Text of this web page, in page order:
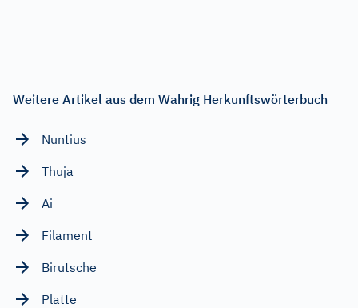
Weitere Artikel aus dem Wahrig Herkunftswörterbuch
Nuntius
Thuja
Ai
Filament
Birutsche
Platte